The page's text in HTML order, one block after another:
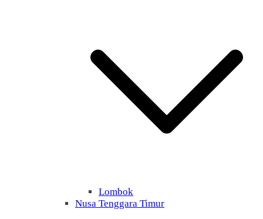
Lombok
Nusa Tenggara Timur